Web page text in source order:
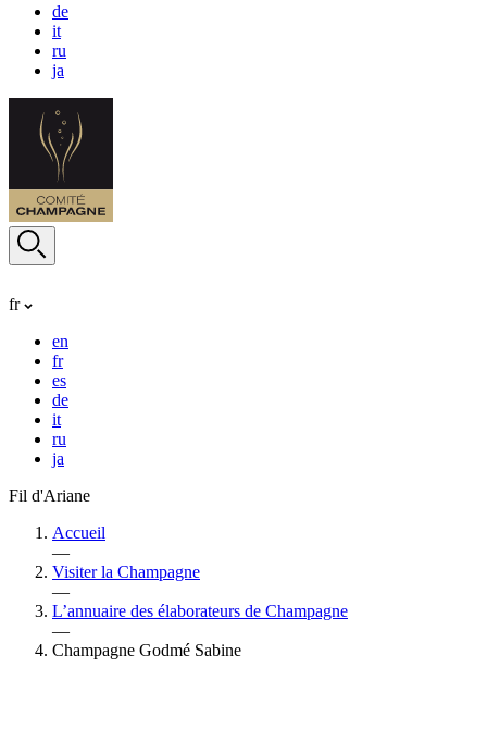
de
it
ru
ja
fr
en
fr
es
de
it
ru
ja
Fil d'Ariane
Accueil
—
Visiter la Champagne
—
L’annuaire des élaborateurs de Champagne
—
Champagne Godmé Sabine